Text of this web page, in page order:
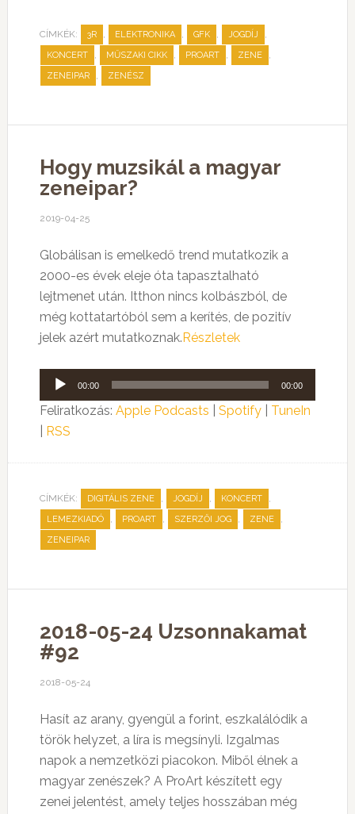
CÍMKÉK: 3R , ELEKTRONIKA , GFK , JOGDÍJ ,
KONCERT , MŰSZAKI CIKK , PROART , ZENE ,
ZENEIPAR , ZENÉSZ
Hogy muzsikál a magyar
zeneipar?
2019-04-25
Globálisan is emelkedő trend mutatkozik a
2000-es évek eleje óta tapasztalható
lejtmenet után. Itthon nincs kolbászból, de
még kottatartóból sem a kerítés, de pozitív
jelek azért mutatkoznak.Részletek
Audió
lejátszó
00:00 00:00
Feliratkozás: Apple Podcasts Spotify| TuneIn
RSS
CÍMKÉK: DIGITÁLIS ZENE , JOGDÍJ , KONCERT ,
LEMEZKIADÓ , PROART , SZERZŐI JOG , ZENE ,
ZENEIPAR
2018-05-24 Uzsonnakamat
#92
2018-05-24
Hasít az arany, gyengül a forint, eszkalálódik a
török helyzet, a líra is megsínyli. Izgalmas
napok a nemzetközi piacokon. Miből élnek a
magyar zenészek? A ProArt készített egy
zenei jelentést, amely teljes hosszában még